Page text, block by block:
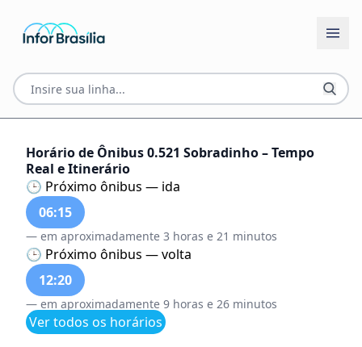
Horário de Ônibus 0.521 Sobradinho – Tempo
Real e Itinerário
🕒 Próximo ônibus — ida
06:15
— em aproximadamente 3 horas e 21 minutos
🕒 Próximo ônibus — volta
12:20
— em aproximadamente 9 horas e 26 minutos
Ver todos os horários